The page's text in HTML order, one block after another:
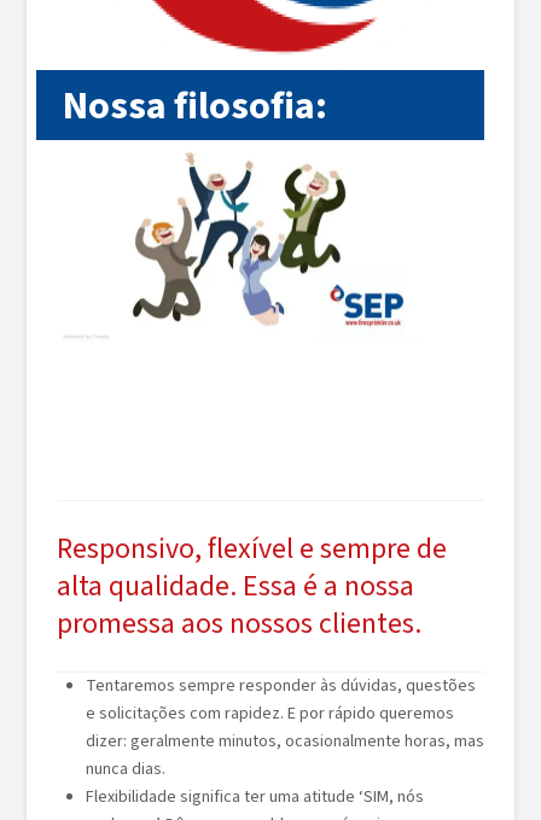
Nossa filosofia:
Responsivo, flexível e sempre de
alta qualidade. Essa é a nossa
promessa aos nossos clientes.
Tentaremos sempre responder às dúvidas, questões
e solicitações com rapidez. E por rápido queremos
dizer: geralmente minutos, ocasionalmente horas, mas
nunca dias.
Flexibilidade significa ter uma atitude ‘SIM, nós